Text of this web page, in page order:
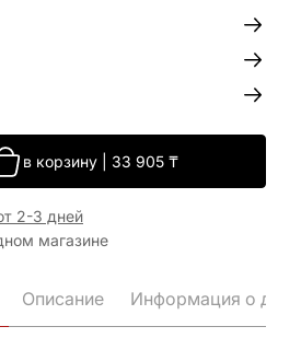
в корзину| 33 905₸
2-3 дней
магазине
Описание Информация о